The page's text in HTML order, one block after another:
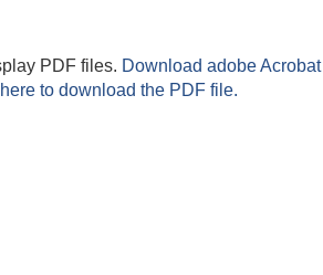
PDF files. Download adobe Acrobat
to download the PDF file.